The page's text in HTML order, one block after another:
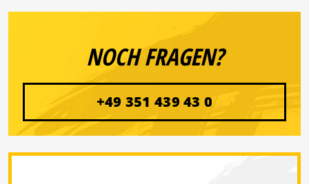
NOCH FRAGEN?
+49 351 439 43 0